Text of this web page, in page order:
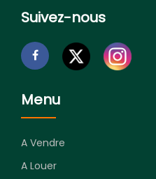
Suivez-nous
Menu
A Vendre
A Louer